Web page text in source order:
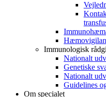
Immunologisk
Nationalt
Genetiske
Nationalt
Guidelines
Om specialet